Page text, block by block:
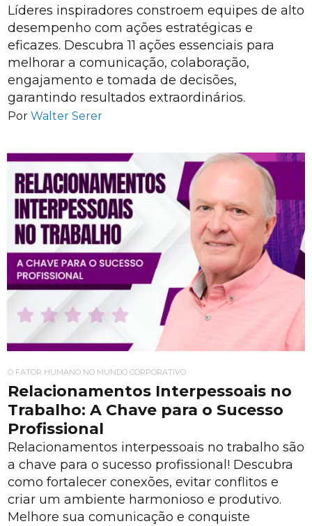
Líderes inspiradores constroem equipes de alto
desempenho com ações estratégicas e
eficazes. Descubra 11 ações essenciais para
melhorar a comunicação, colaboração,
engajamento e tomada de decisões,
garantindo resultados extraordinários.
Por Walter Serer
O FATOR HUMANO NO MUNDO CORPORATIVO
Relacionamentos Interpessoais no
Trabalho: A Chave para o Sucesso
Profissional
Relacionamentos interpessoais no trabalho são
a chave para o sucesso profissional! Descubra
como fortalecer conexões, evitar conflitos e
criar um ambiente harmonioso e produtivo.
Melhore sua comunicação e conquiste